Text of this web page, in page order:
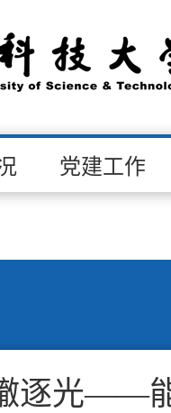
党建工作
逐光——